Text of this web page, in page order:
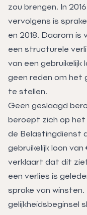
zou brengen. In
vervolgens is
en 2018. Daarom is
een structurele
van een
geen reden om het
te stellen.
Geen geslaagd
beroept zich op het
de Belastingdienst
gebruikelijk loon
verklaart dat dit
een verlies is
sprake van
gelijkheidsbeginsel